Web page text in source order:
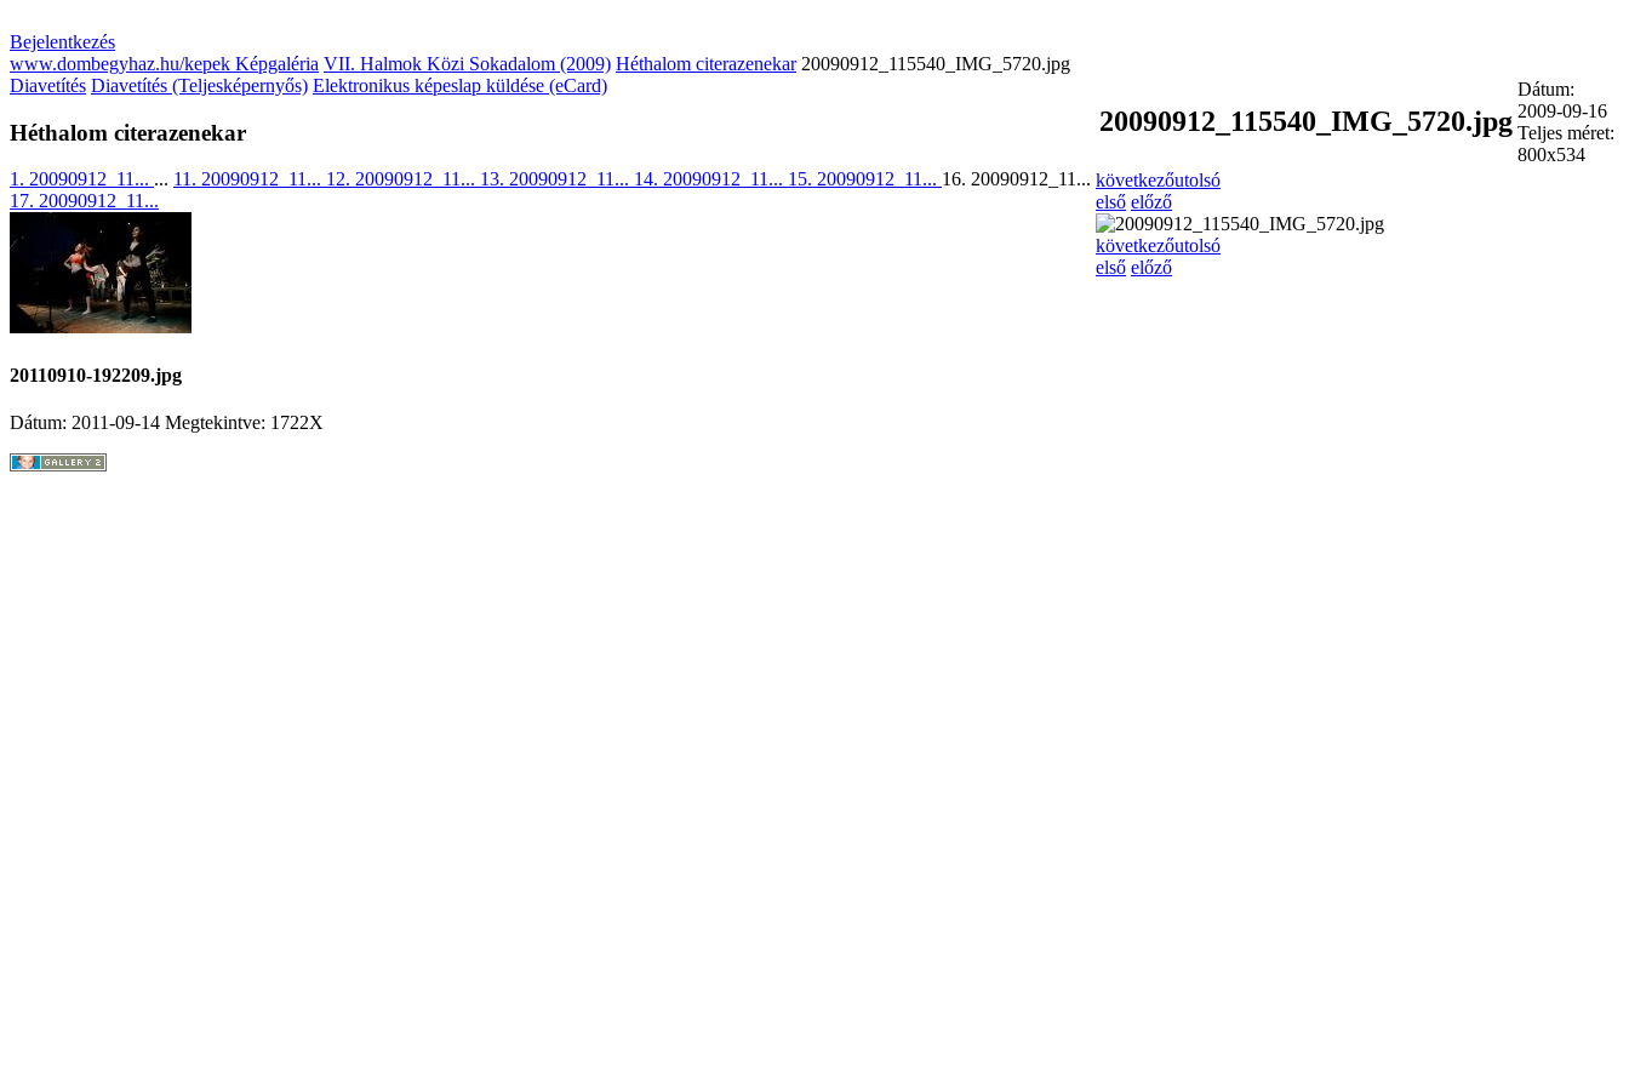
Bejelentkezés
www.dombegyhaz.hu/kepek Képgaléria VII. Halmok Közi Sokadalom (2009) Héthalom citerazenekar 20090912_115540_IMG_5720.jpg
Diavetítés Diavetítés (Teljesképernyős) Elektronikus képeslap küldése (eCard)
Héthalom citerazenekar
1. 20090912_11... ... 11. 20090912_11... 12. 20090912_11... 13. 20090912_11... 14. 20090912_11... 15. 20090912_11... 16. 20090912_11...
17. 20090912_11...
20110910-192209.jpg
Dátum: 2011-09-14 Megtekintve: 1722X
20090912_115540_IMG_5720.jpg
Dátum:
2009-09-16
Teljes méret:
800x534
következőutolsó
első előző
következőutolsó
első előző